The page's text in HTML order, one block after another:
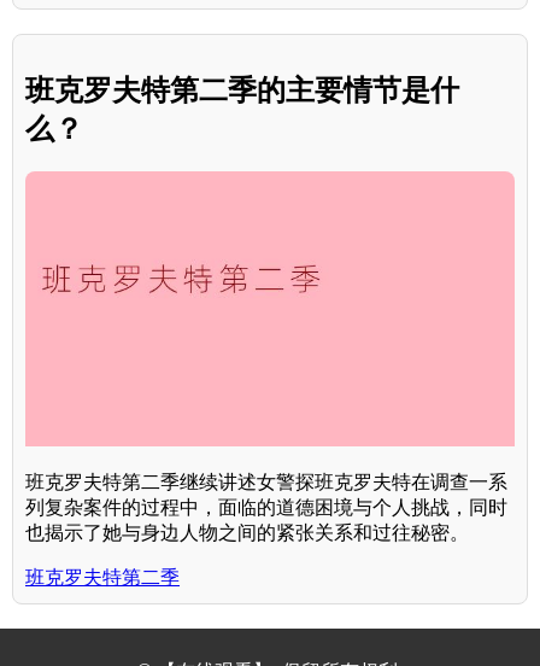
班克罗夫特第二季的主要情节是什
么？
班克罗夫特第二季继续讲述女警探班克罗夫特在调查一系
列复杂案件的过程中，面临的道德困境与个人挑战，同时
也揭示了她与身边人物之间的紧张关系和过往秘密。
班克罗夫特第二季